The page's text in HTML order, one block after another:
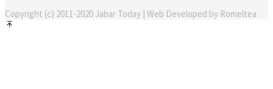
Copyright (c) 2011-2020 Jabar Today | Web Developed by Romeltea